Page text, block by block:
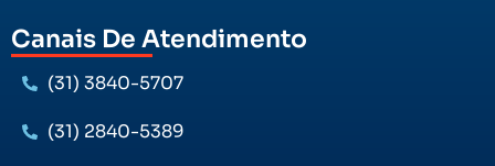
Canais De Atendimento
(31) 3840-5707
(31) 2840-5389